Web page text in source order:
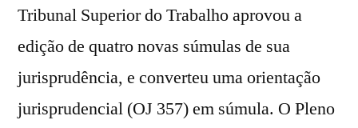
Tribunal Superior do Trabalho aprovou a
edição de quatro novas súmulas de sua
jurisprudência, e converteu uma orientação
jurisprudencial (OJ 357) em súmula. O Pleno